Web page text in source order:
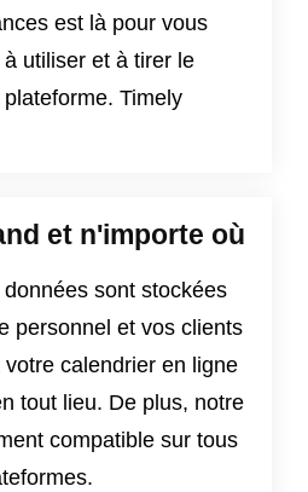
est là pour vous
utiliser et à tirer le
Timely
et n'importe où
sont stockées
personnel et vos clients
calendrier en ligne
tout lieu. De plus, notre
compatible sur tous